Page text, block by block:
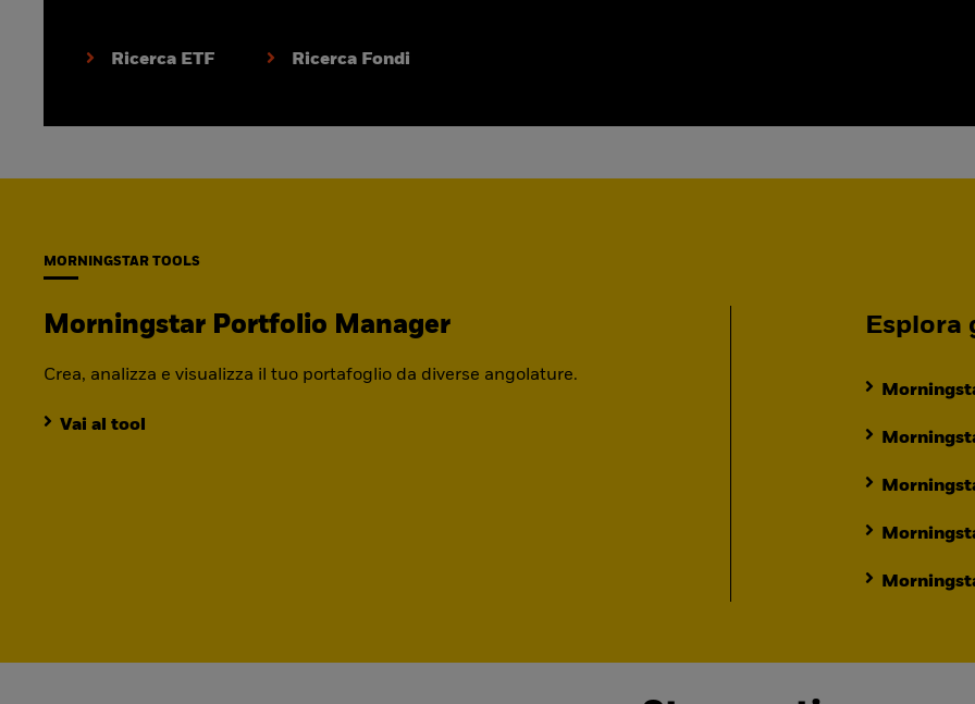
Ricerca ETF Ricerca Fondi
MORNINGSTAR TOOLS
Morningstar Portfolio Manager
Crea, analizza e visualizza il tuo portafoglio da diverse angolature.
Vai al tool
Esplora